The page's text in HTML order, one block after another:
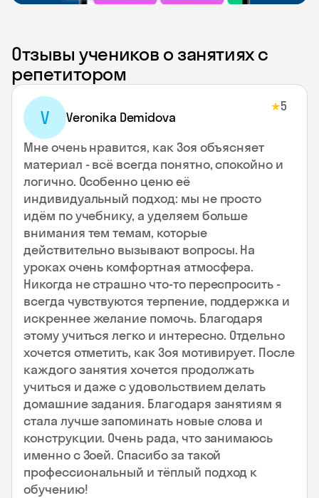
Отзывы учеников о занятиях с
репетитором
V Veronika Demidova
★5
Мне очень нравится, как Зоя объясняет
материал - всё всегда понятно, спокойно и
логично. Особенно ценю её
индивидуальный подход: мы не просто
идём по учебнику, а уделяем больше
внимания тем темам, которые
действительно вызывают вопросы. На
уроках очень комфортная атмосфера.
Никогда не страшно что-то переспросить -
всегда чувствуются терпение, поддержка и
искреннее желание помочь. Благодаря
этому учиться легко и интересно. Отдельно
хочется отметить, как Зоя мотивирует. После
каждого занятия хочется продолжать
учиться и даже с удовольствием делать
домашние задания. Благодаря занятиям я
стала лучше запоминать новые слова и
конструкции. Очень рада, что занимаюсь
именно с Зоей. Спасибо за такой
профессиональный и тёплый подход к
обучению!